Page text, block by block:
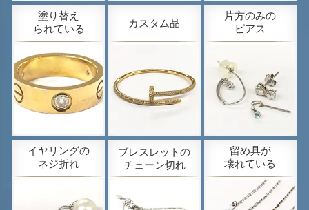
塗り替え
られている
カスタム品
片方のみの
ピアス
イヤリングの
ネジ折れ
ブレスレットの
チェーン切れ
留め具が
壊れている